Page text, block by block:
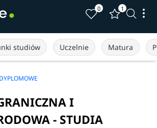
0 1
studiów Uczelnie Matura
I
- STUDIA